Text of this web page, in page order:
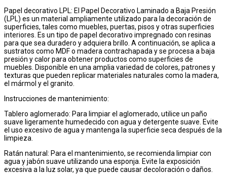
Papel decorativo LPL: El Papel Decorativo Laminado a Baja Presión
(LPL) es un material ampliamente utilizado para la decoración de
superficies, tales como muebles, puertas, pisos y otras superficies
interiores. Es un tipo de papel decorativo impregnado con resinas
para que sea duradero y adquiera brillo. A continuación, se aplica a
sustratos como MDF o madera contrachapada y se procesa a baja
presión y calor para obtener productos como superficies de
muebles. Disponible en una amplia variedad de colores, patrones y
texturas que pueden replicar materiales naturales como la madera,
el mármol y el granito.
Instrucciones de mantenimiento:
Tablero aglomerado: Para limpiar el aglomerado, utilice un paño
suave ligeramente humedecido con agua y detergente suave. Evite
el uso excesivo de agua y mantenga la superficie seca después de la
limpieza.
Ratán natural: Para el mantenimiento, se recomienda limpiar con
agua y jabón suave utilizando una esponja. Evite la exposición
excesiva a la luz solar, ya que puede causar decoloración o daños.